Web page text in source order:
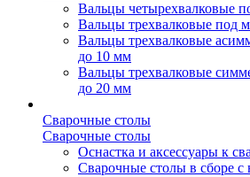
Вальцы четырехвалковые
Вальцы трехвалковые под
Вальцы трехвалковые
до 10 мм
Вальцы трехвалковые
до 20 мм
Сварочные столы
Сварочные столы
Оснастка и аксессуары к
Сварочные столы в сборе с